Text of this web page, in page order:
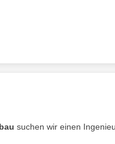
suchen wir einen